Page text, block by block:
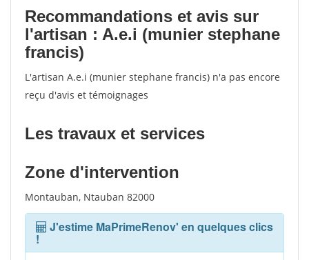
Recommandations et avis sur
l'artisan : A.e.i (munier stephane
francis)
L'artisan A.e.i (munier stephane francis) n'a pas encore
reçu d'avis et témoignages
Les travaux et services
Zone d'intervention
Montauban, Ntauban 82000